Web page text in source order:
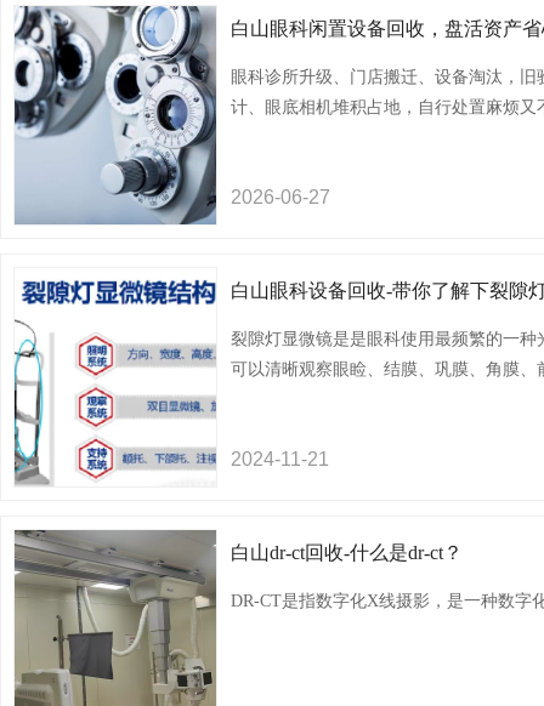
白山气相色谱仪回收公司
白山医疗美容设备回收电话 白山医疗美
2026-06-27
白山眼科闲置设备回收，盘活资产
眼科诊所升级、门店搬迁、设备淘汰，
计、眼底相机堆积占地，自行处置麻烦又
2024-11-21
白山眼科设备回收-带你了解下裂隙
裂隙灯显微镜是是眼科使用最频繁的一种
可以清晰观察眼睑、结膜、巩膜、角膜、
白山dr-ct回收-什么是dr-ct？
DR-CT是指数字化X线摄影，是一种数字